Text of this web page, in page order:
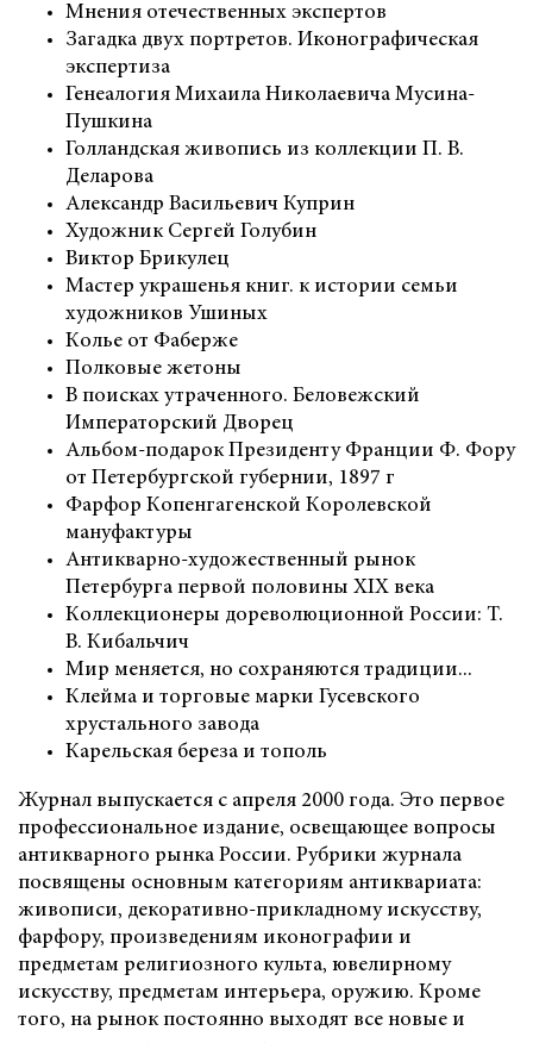
Мнения отечественных экспертов
Загадка двух портретов. Иконографическая
экспертиза
Генеалогия Михаила Николаевича Мусина-
Пушкина
Голландская живопись из коллекции П. В.
Деларова
Александр Васильевич Куприн
Художник Сергей Голубин
Виктор Брикулец
Мастер украшенья книг. к истории семьи
художников Ушиных
Колье от Фаберже
Полковые жетоны
В поисках утраченного. Беловежский
Императорский Дворец
Альбом-подарок Президенту Франции Ф. Фору
от Петербургской губернии, 1897 г
Фарфор Копенгагенской Королевской
мануфактуры
Антикварно-художественный рынок
Петербурга первой половины XIX века
Коллекционеры дореволюционной России: Т.
В. Кибальчич
Мир меняется, но сохраняются традиции...
Клейма и торговые марки Гусевского
хрустального завода
Карельская береза и тополь
Журнал выпускается с апреля 2000 года. Это первое
профессиональное издание, освещающее вопросы
антикварного рынка России. Рубрики журнала
посвящены основным категориям антиквариата:
живописи, декоративно-прикладному искусству,
фарфору, произведениям иконографии и
предметам религиозного культа, ювелирному
искусству, предметам интерьера, оружию. Кроме
того, на рынок постоянно выходят все новые и